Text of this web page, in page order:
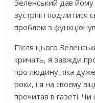
Зеленський дав йому
зустрічі і
проблем з
Після цього
кричать, я завжди
про людину, яка
роки, і я на своєму
прочитав в газеті.